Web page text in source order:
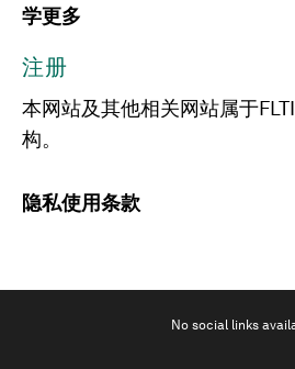
学更多
注册
本网站及其他相关网站属于
构。
隐私使用条款
No social links